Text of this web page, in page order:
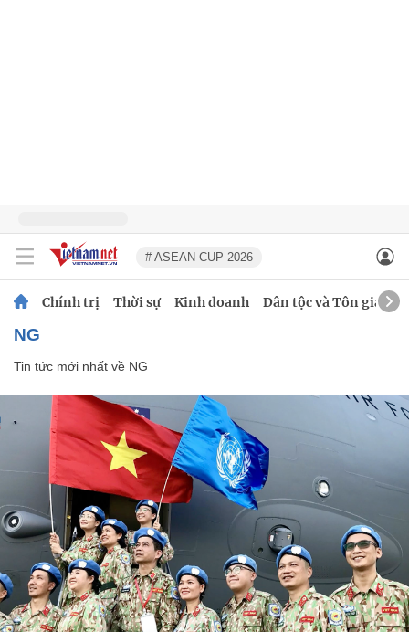
# ASEAN CUP 2026
Chính trị Thời sự Kinh doanh Dân tộc và Tôn giáo
NG
Tin tức mới nhất về NG